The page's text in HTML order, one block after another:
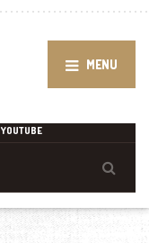
MENU
YOUTUBE